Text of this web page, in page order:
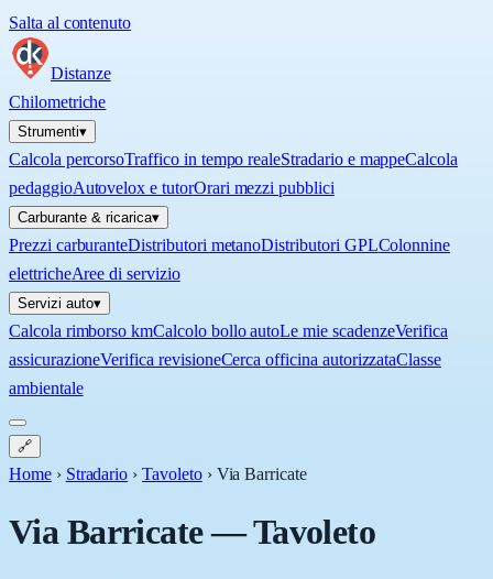
Salta al contenuto
Distanze
Chilometriche
Strumenti▾
Calcola percorsoTraffico in tempo realeStradario e mappeCalcola
pedaggioAutovelox e tutorOrari mezzi pubblici
Carburante & ricarica▾
Prezzi carburanteDistributori metanoDistributori GPLColonnine
elettricheAree di servizio
Servizi auto▾
Calcola rimborso kmCalcolo bollo autoLe mie scadenzeVerifica
assicurazioneVerifica revisioneCerca officina autorizzataClasse
ambientale
🔗
Home › Stradario › Tavoleto › Via Barricate
Via Barricate—Tavoleto